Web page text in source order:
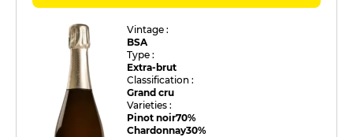
Vintage :
BSA
Type :
Extra-brut
Classification :
Grand cru
Varieties :
Pinot noir70%
Chardonnay30%